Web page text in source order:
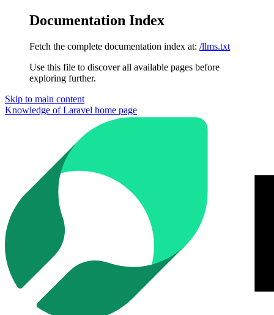
Documentation Index
Fetch the complete documentation index at: /llms.txt
Use this file to discover all available pages before
exploring further.
Skip to main content
Knowledge of Laravel home page